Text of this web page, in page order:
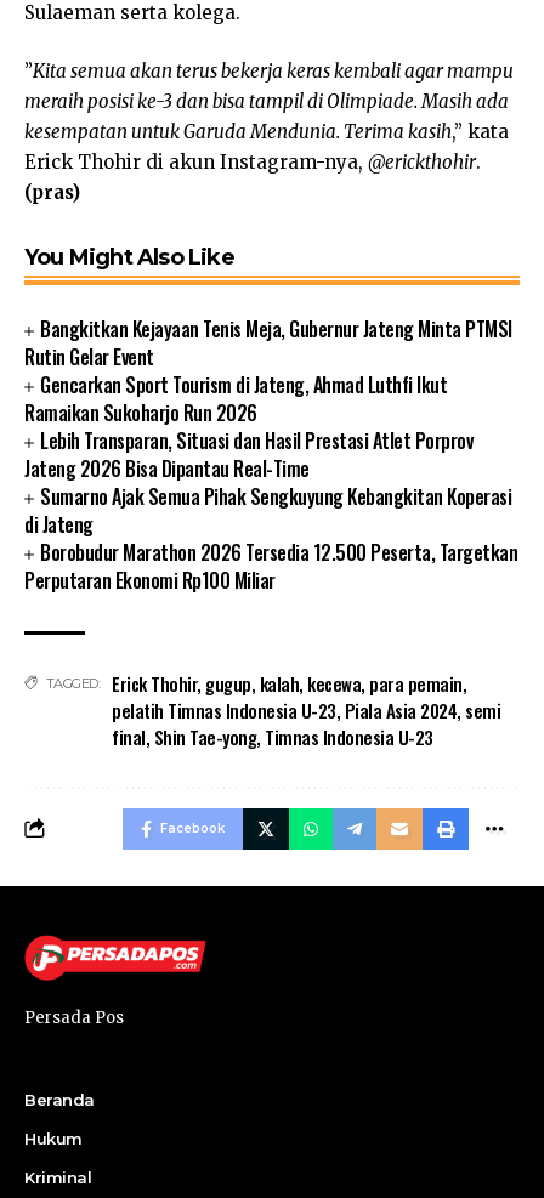
Sulaeman serta kolega.
”Kita semua akan terus bekerja keras kembali agar mampu
meraih posisi ke-3 dan bisa tampil di Olimpiade. Masih ada
kesempatan untuk Garuda Mendunia. Terima kasih,” kata
Erick Thohir di akun Instagram-nya, @erickthohir.
(pras)
You Might Also Like
Bangkitkan Kejayaan Tenis Meja, Gubernur Jateng Minta PTMSI
Rutin Gelar Event
Gencarkan Sport Tourism di Jateng, Ahmad Luthfi Ikut
Ramaikan Sukoharjo Run 2026
Lebih Transparan, Situasi dan Hasil Prestasi Atlet Porprov
Jateng 2026 Bisa Dipantau Real-Time
Sumarno Ajak Semua Pihak Sengkuyung Kebangkitan Koperasi
di Jateng
Borobudur Marathon 2026 Tersedia 12.500 Peserta, Targetkan
Perputaran Ekonomi Rp100 Miliar
TAGGED: Erick Thohir, gugup, kalah, kecewa, para pemain,
pelatih Timnas Indonesia U-23, Piala Asia 2024, semi
final, Shin Tae-yong, Timnas Indonesia U-23
Facebook
Persada Pos
Beranda
Hukum
Kriminal